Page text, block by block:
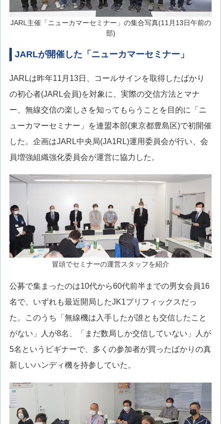
JARL主催「ニューカマーセミナー」の集合写真(11月13日午前の
部)
JARLが開催した「ニューカマーセミナー」
JARLは昨年11月13日、コールサインを取得したばかり
の初心者(JARL会員)を対象に、実際の交信方法とマナ
ー、無線交信の楽しさを知ってもらうことを目的に「ニ
ューカマーセミナー」を連盟本部(東京都豊島区)で初開催
した。企画はJARL中央局(JA1RL)運用委員会が行い、会
員増強組織強化委員会が運営に協力した。
冒頭でセミナーの運営スタッフを紹介
公募で集まったのは10代から60代前半までの男女会員16
名で、いずれも最近開局したJK1プリフィックスだっ
た。このうち「無線機は入手したが誰とも交信したこと
がない」人が8名、「まだ数局しか交信していない」人が
5名というビギナーで、多くの参加者が買ったばかりの真
新しいハンディ機を持参していた。